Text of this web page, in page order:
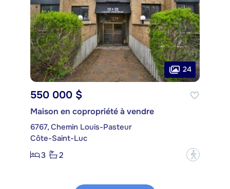
24
550 000 $
Maison en copropriété à vendre
6767, Chemin Louis-Pasteur
Côte-Saint-Luc
3
2 ?